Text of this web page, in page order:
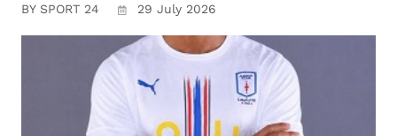
BY SPORT 24 29 July 2026